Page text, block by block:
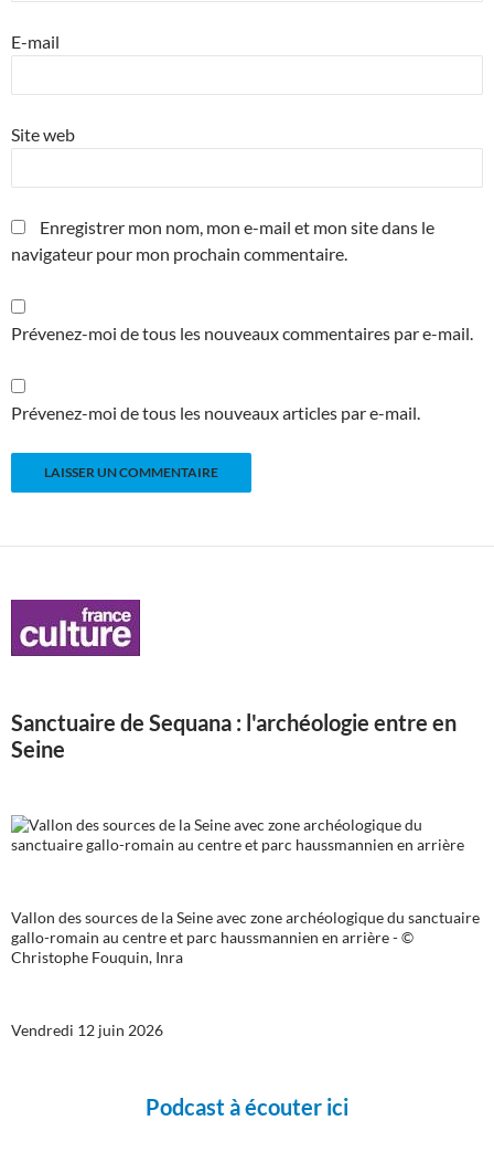
E-mail
Site web
Enregistrer mon nom, mon e-mail et mon site dans le
navigateur pour mon prochain commentaire.
Prévenez-moi de tous les nouveaux commentaires par e-mail.
Prévenez-moi de tous les nouveaux articles par e-mail.
Sanctuaire de Sequana : l'archéologie entre en
Seine
Vallon des sources de la Seine avec zone archéologique du sanctuaire
gallo-romain au centre et parc haussmannien en arrière - ©
Christophe Fouquin, Inra
Vendredi 12 juin 2026
Podcast à écouter ici